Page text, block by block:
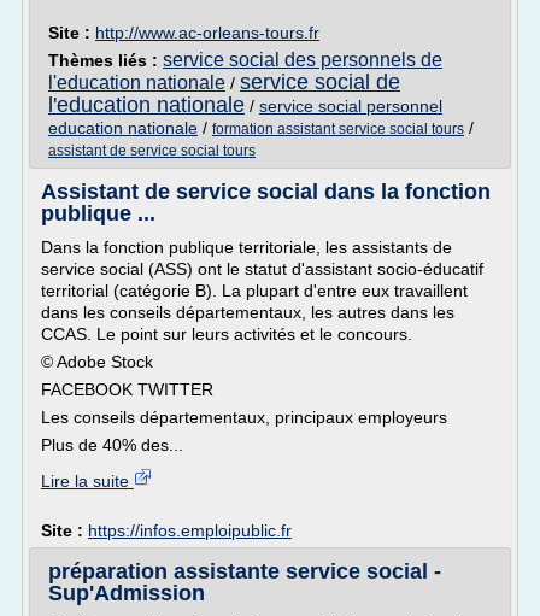
Site : http://www.ac-orleans-tours.fr
Thèmes liés : service social des personnels de
l'education nationale / service social de
l'education nationale / service social personnel
education nationale / formation assistant service social tours /
assistant de service social tours
Assistant de service social dans la fonction
publique ...
Dans la fonction publique territoriale, les assistants de
service social (ASS) ont le statut d'assistant socio-éducatif
territorial (catégorie B). La plupart d'entre eux travaillent
dans les conseils départementaux, les autres dans les
CCAS. Le point sur leurs activités et le concours.
© Adobe Stock
FACEBOOK TWITTER
Les conseils départementaux, principaux employeurs
Plus de 40% des...
Lire la suite
Site : https://infos.emploipublic.fr
préparation assistante service social -
Sup'Admission